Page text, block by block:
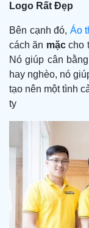
Logo Rất Đẹp
Bên cạnh đó, Áo
cách ăn mặccho
Nó giúp cân
hay nghèo, nó
tạo nên một tình
ty